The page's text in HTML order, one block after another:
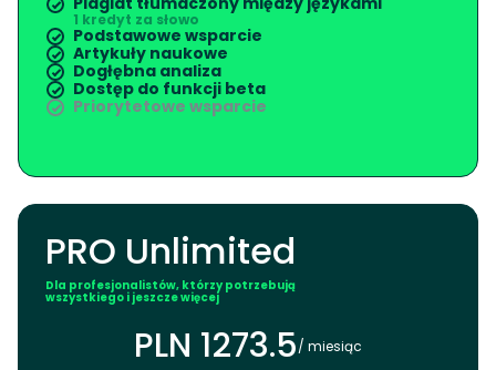
1 kredyt za słowo
Podstawowe wsparcie
Artykuły naukowe
Dogłębna analiza
Dostęp do funkcji beta
Priorytetowe wsparcie
PRO Unlimited
Dla profesjonalistów, którzy potrzebują
wszystkiego i jeszcze więcej
PLN 1273.5/ miesiąc